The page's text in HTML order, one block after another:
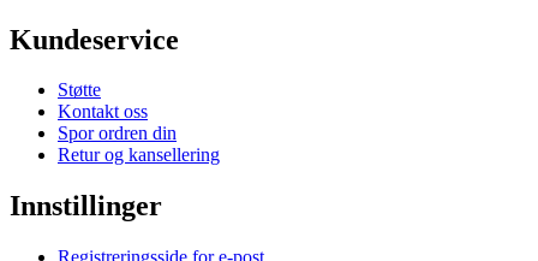
Kundeservice
Støtte
Kontakt oss
Spor ordren din
Retur og kansellering
Innstillinger